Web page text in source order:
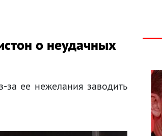
о неудачных
ее нежелания заводить